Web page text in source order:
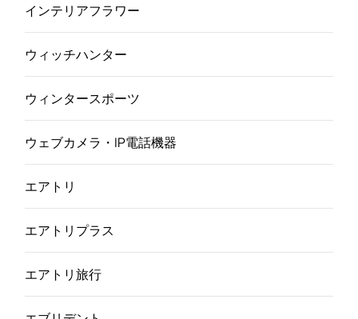
インテリアフラワー
ウィッチハンター
ウィンタースポーツ
ウェブカメラ・IP電話機器
エアトリ
エアトリプラス
エアトリ旅行